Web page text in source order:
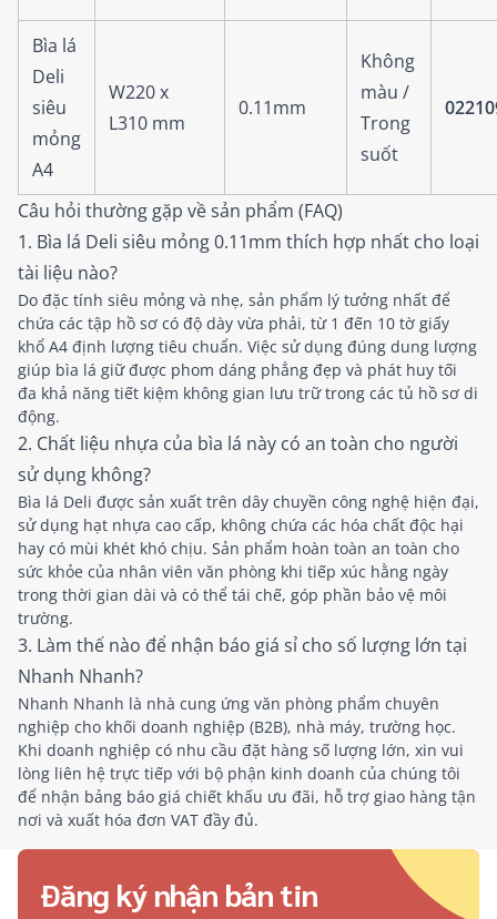
Bìa lá
Deli
siêu
mỏng
A4
W220 x
L310 mm
0.11mm
Không
màu /
Trong
suốt
Câu hỏi thường gặp về sản phẩm (FAQ)
1. Bìa lá Deli siêu mỏng 0.11mm thích hợp nhất cho loại
tài liệu nào?
Do đặc tính siêu mỏng và nhẹ, sản phẩm lý tưởng nhất để
chứa các tập hồ sơ có độ dày vừa phải, từ 1 đến 10 tờ giấy
khổ A4 định lượng tiêu chuẩn. Việc sử dụng đúng dung lượng
giúp bìa lá giữ được phom dáng phẳng đẹp và phát huy tối
đa khả năng tiết kiệm không gian lưu trữ trong các tủ hồ sơ di
động.
2. Chất liệu nhựa của bìa lá này có an toàn cho người
sử dụng không?
Bìa lá Deli được sản xuất trên dây chuyền công nghệ hiện đại,
sử dụng hạt nhựa cao cấp, không chứa các hóa chất độc hại
hay có mùi khét khó chịu. Sản phẩm hoàn toàn an toàn cho
sức khỏe của nhân viên văn phòng khi tiếp xúc hằng ngày
trong thời gian dài và có thể tái chế, góp phần bảo vệ môi
trường.
3. Làm thế nào để nhận báo giá sỉ cho số lượng lớn tại
Nhanh Nhanh?
Nhanh Nhanh là nhà cung ứng văn phòng phẩm chuyên
nghiệp cho khối doanh nghiệp (B2B), nhà máy, trường học.
Khi doanh nghiệp có nhu cầu đặt hàng số lượng lớn, xin vui
lòng liên hệ trực tiếp với bộ phận kinh doanh của chúng tôi
để nhận bảng báo giá chiết khấu ưu đãi, hỗ trợ giao hàng tận
nơi và xuất hóa đơn VAT đầy đủ.
Đăng ký nhận bản tin